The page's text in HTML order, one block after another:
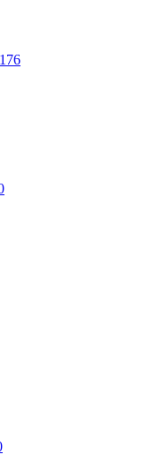
176